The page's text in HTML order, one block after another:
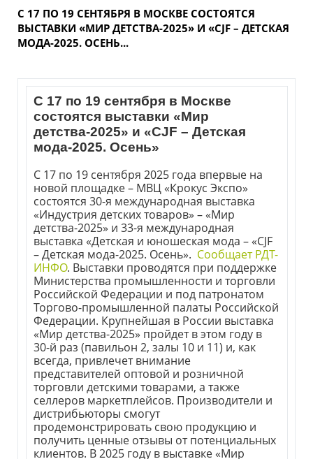
С 17 ПО 19 СЕНТЯБРЯ В МОСКВЕ СОСТОЯТСЯ
ВЫСТАВКИ «МИР ДЕТСТВА-2025» И «CJF – ДЕТСКАЯ
МОДА-2025. ОСЕНЬ...
С 17 по 19 сентября в Москве
состоятся выставки «Мир
детства-2025» и «CJF – Детская
мода-2025. Осень»
С 17 по 19 сентября 2025 года впервые на
новой площадке – МВЦ «Крокус Экспо»
состоятся 30-я международная выставка
«Индустрия детских товаров» – «Мир
детства-2025» и 33-я международная
выставка «Детская и юношеская мода – «CJF
– Детская мода-2025. Осень». Сообщает РДТ-
ИНФО. Выставки проводятся при поддержке
Министерства промышленности и торговли
Российской Федерации и под патронатом
Торгово-промышленной палаты Российской
Федерации. Крупнейшая в России выставка
«Мир детства-2025» пройдет в этом году в
30-й раз (павильон 2, залы 10 и 11) и, как
всегда, привлечет внимание
представителей оптовой и розничной
торговли детскими товарами, а также
селлеров маркетплейсов. Производители и
дистрибьюторы смогут
продемонстрировать свою продукцию и
получить ценные отзывы от потенциальных
клиентов. В 2025 году в выставке «Мир